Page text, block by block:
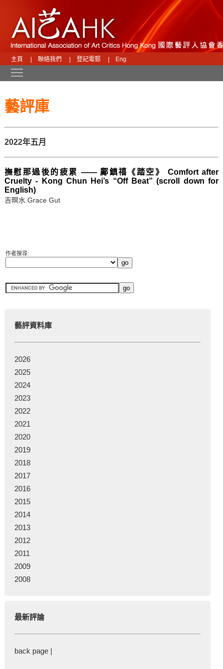
主頁 聯絡我們 登記電郵 Eng
藝評庫
2022年五月
撫慰那過後的疲累 —— 鄺鎮禧《踏空》 Comfort after
Cruelty - Kong Chun Hei’s “Off Beat” (scroll down for
English)
吉暝水 Grace Gut
作者搜尋:
藝評資料庫
2026
2025
2024
2023
2022
2021
2020
2019
2018
2017
2016
2015
2014
2013
2012
2011
2009
2008
最新評論
back page |